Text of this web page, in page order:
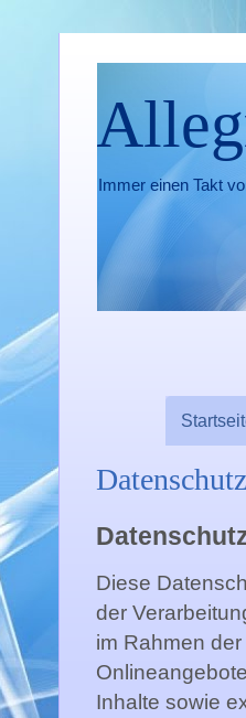
Immer einen Takt
Diese
der
im Rahmen
Inhalte sowie